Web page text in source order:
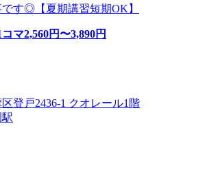
す◎【夏期講習短期OK】
コマ2,560円〜3,890円
登戸2436-1 クオレール1階